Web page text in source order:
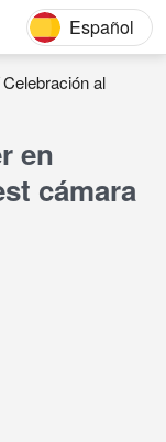
Español
Celebración al
en
cámara